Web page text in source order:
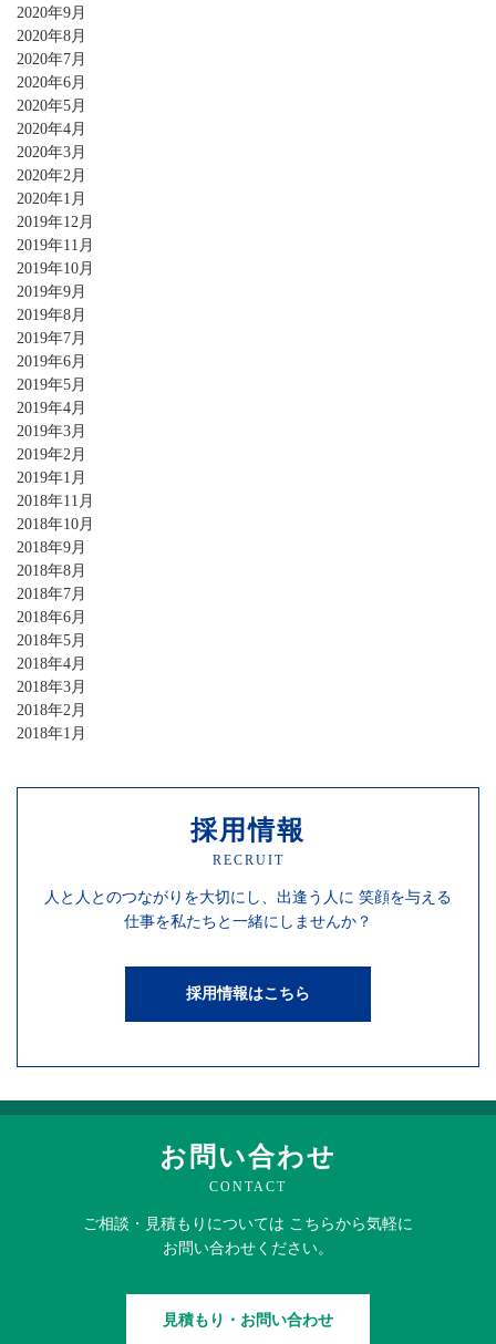
2020年9月
2020年8月
2020年7月
2020年6月
2020年5月
2020年4月
2020年3月
2020年2月
2020年1月
2019年12月
2019年11月
2019年10月
2019年9月
2019年8月
2019年7月
2019年6月
2019年5月
2019年4月
2019年3月
2019年2月
2019年1月
2018年11月
2018年10月
2018年9月
2018年8月
2018年7月
2018年6月
2018年5月
2018年4月
2018年3月
2018年2月
2018年1月
採用情報
RECRUIT
人と人とのつながりを大切にし、 出逢う人に 笑顔を与える
仕事を私たちと一緒にしませんか？
採用情報はこちら
お問い合わせ
CONTACT
ご相談・見積もりについては こちらから気軽に
お問い合わせください。
見積もり・お問い合わせ